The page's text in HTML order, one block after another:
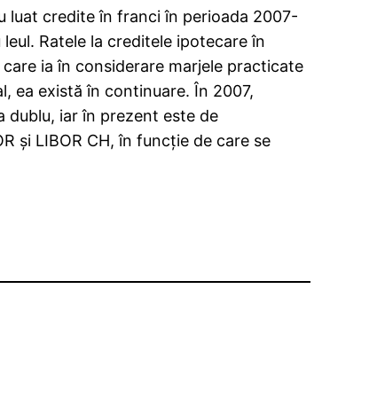
luat credite în franci în perioada 2007-
Ratele la creditele ipotecare în
ia în considerare marjele practicate
ea există în continuare. În 2007,
dublu, iar în prezent este de
şi LIBOR CH, în funcţie de care se